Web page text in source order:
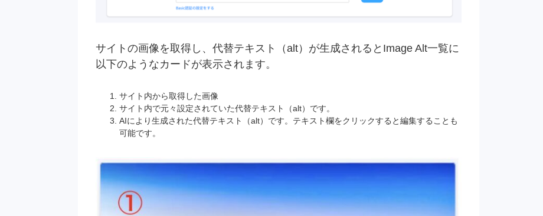
サイトの画像を取得し、代替テキスト（alt）が生成されるとImage Alt一覧に
以下のようなカードが表示されます。
サイト内から取得した画像
サイト内で元々設定されていた代替テキスト（alt）です。
AIにより生成された代替テキスト（alt）です。テキスト欄をクリックすると編集することも
可能です。